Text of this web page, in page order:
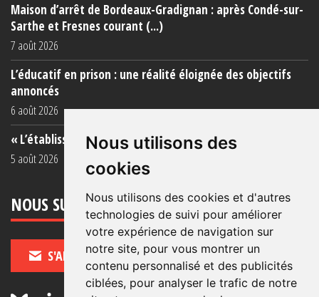
Nous utilisons des
cookies
Nous utilisons des cookies et d'autres
technologies de suivi pour améliorer
votre expérience de navigation sur
notre site, pour vous montrer un
contenu personnalisé et des publicités
ciblées, pour analyser le trafic de notre
Maison d’arrêt de Bordeaux-Gradignan : après Condé-sur-
Sarthe et Fresnes courant (...)
7 août 2026
L’éducatif en prison : une réalité éloignée des objectifs
annoncés
6 août 2026
« L’établissement est une porcherie totale »
5 août 2026
NOUS SUIVRE
S'ABONNER